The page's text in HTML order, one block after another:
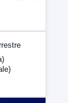
(Diretta)